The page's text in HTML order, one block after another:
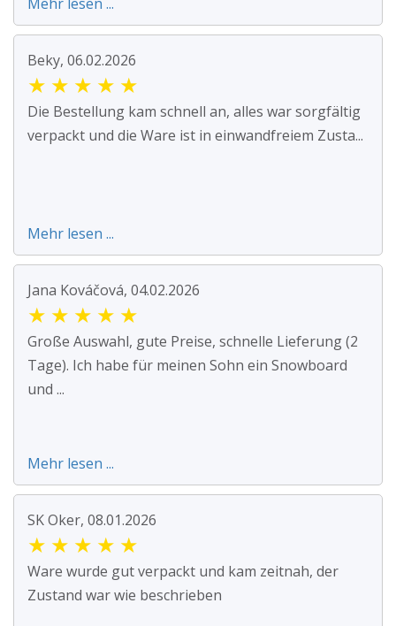
Beky, 06.02.2026
★ ★ ★ ★ ★
Die Bestellung kam schnell an, alles war sorgfältig
verpackt und die Ware ist in einwandfreiem Zusta...
Mehr lesen ...
Jana Kováčová, 04.02.2026
★ ★ ★ ★ ★
Große Auswahl, gute Preise, schnelle Lieferung (2
Tage). Ich habe für meinen Sohn ein Snowboard
und ...
Mehr lesen ...
SK Oker, 08.01.2026
★ ★ ★ ★ ★
Ware wurde gut verpackt und kam zeitnah, der
Zustand war wie beschrieben